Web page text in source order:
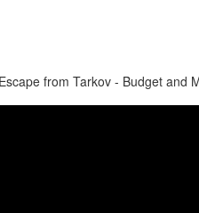
from Tarkov - Budget and